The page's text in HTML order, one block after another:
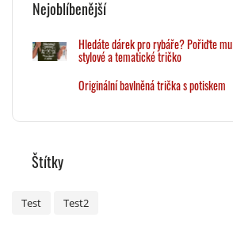
Nejoblíbenější
Hledáte dárek pro rybáře? Pořiďte mu
stylové a tematické tričko
Originální bavlněná trička s potiskem
Štítky
Test Test2